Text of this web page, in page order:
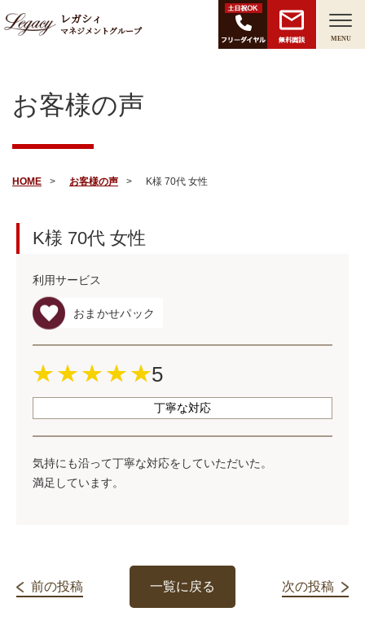
レガシィ
マネジメントグループ
無料面談 MENU
お客様の声
HOME お客様の声 K様 70代 女性
K様 70代 女性
利用サービス
おまかせパック
5
丁寧な対応
気持にも沿って丁寧な対応をしていただいた。
満足しています。
前の投稿 一覧に戻る 次の投稿